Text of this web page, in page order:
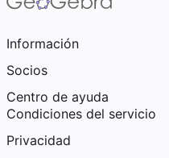
Información
Socios
Centro de ayuda
Condiciones del servicio
Privacidad